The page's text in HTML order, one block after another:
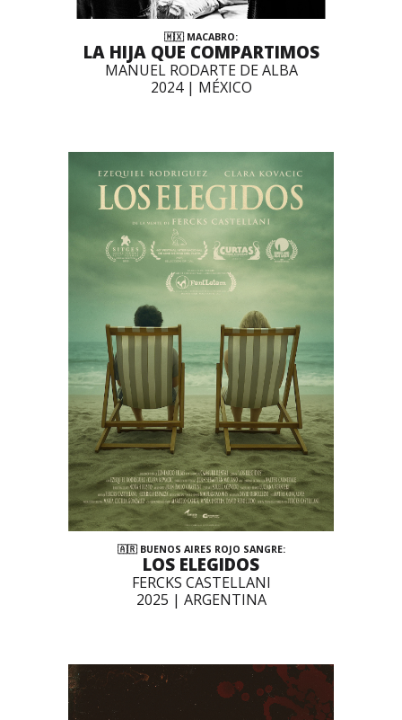
🇲🇽 MACABRO:
LA HIJA QUE COMPARTIMOS
MANUEL RODARTE DE ALBA
2024 | MÉXICO
🇦🇷 BUENOS AIRES ROJO SANGRE:
LOS ELEGIDOS
FERCKS CASTELLANI
2025 | ARGENTINA